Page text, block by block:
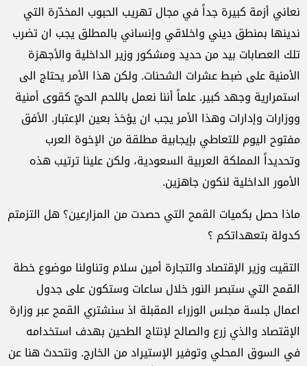
نعاني أزمة كبيرة جداً في مجال تهريب الحبوب المخدّرة التي
ندينها بمنطق ديني واخلاقي وإنساني بالمطلق يجب ان تضرب
تلك العصابات بيد من حديد ومشكور وزير الداخلية والأجهزة
الأمنية على ضبط عشرات الشحنات. ولكن هذا الأمر يحتاج الى
استمرارية وجهد كبير. علماً أننا نعمل باللحم الحيّ كقوى أمنية
ووزارات وإدارات وهذا الأمر يجب ان يؤخذ بعين الإعتبار. الأفق
مفتوح اليوم للتعاطي بإيجابية مطلقة من الإخوة العرب
وتحديداً المملكة العربية السعودية، ولكن علينا ترتيب هذه
الأمور الداخلية لنكون جاهزين.
ماذا حصل بكميات القمح التي حصدت من المزارعين؟ هل التزمتم
كدولة بتعهداتكم ؟
التقيت وزير الإقتصاد والتجارة أمين سلام وتناولنا موضوع خطة
القمح التي ستبصر النور خلال ساعات وستكون على جدول
اعمال جلسة مجلس الوزراء المقبلة اذ سنشتري القمح عبر وزارة
الإقتصاد والذي زرع والصالح لإنتاج الطحين بهدف استخدامه
في السوق المحلي وتوفير الإستيراد من الخارج. ونتحدث هنا عن